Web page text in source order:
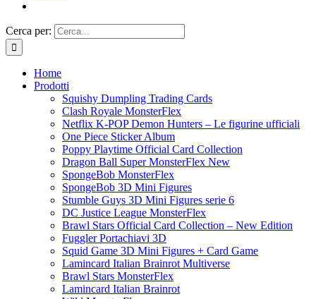
Cerca per:
Home
Prodotti
Squishy Dumpling Trading Cards
Clash Royale MonsterFlex
Netflix K-POP Demon Hunters – Le figurine ufficiali
One Piece Sticker Album
Poppy Playtime Official Card Collection
Dragon Ball Super MonsterFlex New
SpongeBob MonsterFlex
SpongeBob 3D Mini Figures
Stumble Guys 3D Mini Figures serie 6
DC Justice League MonsterFlex
Brawl Stars Official Card Collection – New Edition
Fuggler Portachiavi 3D
Squid Game 3D Mini Figures + Card Game
Lamincard Italian Brainrot Multiverse
Brawl Stars MonsterFlex
Lamincard Italian Brainrot